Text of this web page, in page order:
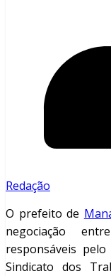
Redação
O prefeito de
negociação
responsáveis
Sindicato dos